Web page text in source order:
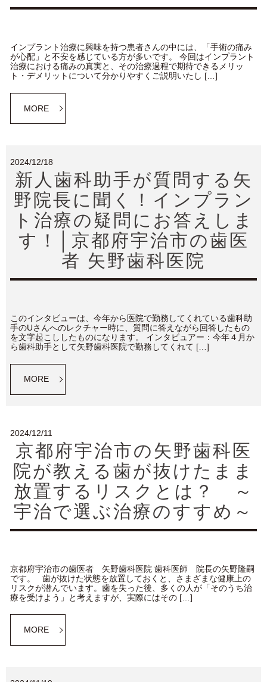
インプラント治療に興味を持つ患者さんの中には、「手術の痛み
が心配」と不安を感じている方が多いです。 今回はインプラント
治療における痛みの真実と、その治療過程で期待できるメリッ
ト・デメリットについて分かりやすくご説明いたし […]
MORE
2024/12/18
新人歯科助手が質問する矢
野院長に聞く！インプラン
ト治療の疑問にお答えしま
す！│京都府宇治市の歯医
者 矢野歯科医院
このインタビューは、今年から医院で勤務してくれている歯科助
手のUさんへのレクチャー時に、質問に答えながら回答したもの
を文字起こししたものになります。 インタビュアー：今年４月か
ら歯科助手として矢野歯科医院で勤務してくれて […]
MORE
2024/12/11
京都府宇治市の矢野歯科医
院が教える歯が抜けたまま
放置するリスクとは？ ～
宇治で選ぶ治療のすすめ～
京都府宇治市の歯医者 矢野歯科医院 歯科医師 院長の矢野隆嗣
です。 歯が抜けた状態を放置しておくと、さまざまな健康上の
リスクが潜んでいます。歯を失った後、多くの人が「そのうち治
療を受けよう」と考えますが、実際にはその […]
MORE